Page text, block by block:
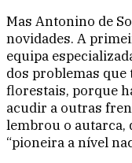
Mas Antonino de
novidades. A
equipa
dos problemas que
florestais, porque
acudir a outras
lembrou o autarca,
“pioneira a nível